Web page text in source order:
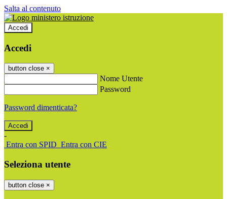
Salta al contenuto
Accedi
Accedi
button close ×
Nome Utente
Password
Password dimenticata?
-
Entra con SPID Entra con CIE
Seleziona utente
button close ×